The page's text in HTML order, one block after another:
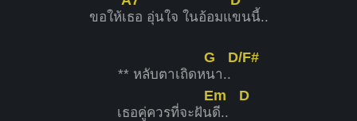
ขอให้เธอ อุ่นใจ ในอ้อมแขนนี้..
** หลับตาเถิดห
G
นา..
D/F#
เธอคู่ควรที่จะฝัน
Em
ดี..
D